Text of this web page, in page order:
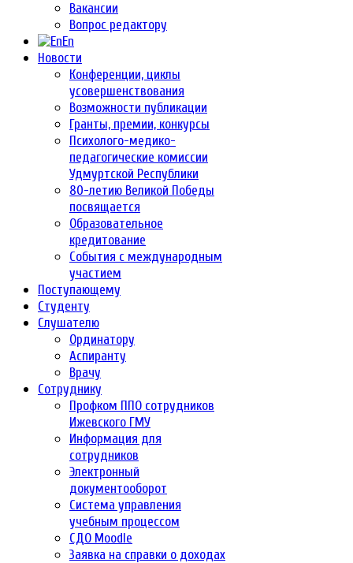
Вакансии
Вопрос редактору
En
Новости
Конференции, циклы
усовершенствования
Возможности публикации
Гранты, премии, конкурсы
Психолого-медико-
педагогические комиссии
Удмуртской Республики
80-летию Великой Победы
посвящается
Образовательное
кредитование
События с международным
участием
Поступающему
Студенту
Слушателю
Ординатору
Аспиранту
Врачу
Сотруднику
Профком ППО сотрудников
Ижевского ГМУ
Информация для
сотрудников
Электронный
документооборот
Система управления
учебным процессом
СДО Moodle
Заявка на справки о доходах